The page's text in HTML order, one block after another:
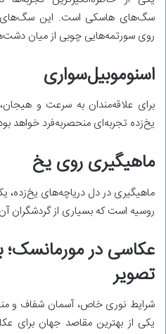
سگ‌های هاسکی است. این سگ‌های
روی سورتمه‌هایی چوبی از میان
اسنوموبیل‌سواری
برای علاقه‌مندان به سرعت و
یخ‌زده تجربه‌ای منحصربه‌فرد خواهد
ماهیگیری روی یخ
ماهیگیری در دل دریاچه‌های یخ‌زده،
روسیه است که بسیاری از گردشگران
عکاسی در مورمانسک؛
تصویر
شرایط نوری خاص، آسمان شفاف و
یکی از بهترین مقاصد جهان برای